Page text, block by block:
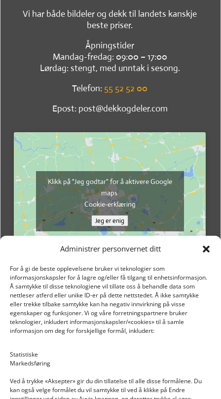
Administrer personvernet ditt
For å gi de beste opplevelsene bruker vi teknologier som
informasjonskapsler for å lagre og/eller få tilgang til enhetsinformasjon.
Å samtykke til disse teknologiene vil tillate oss å behandle data som
nettleser atferd eller unike ID-er på dette nettstedet. Å ikke samtykke
eller trekke tilbake samtykke kan ha negativ innvirkning på visse
egenskaper og funksjoner. Vi og våre forretningspartnere bruker
teknologier, inkludert informasjonskapsler/«cookies» til å samle
informasjon om deg for forskjellige formål, inkludert:
Statistiske
Markedsføring
Ved å trykke «Aksepter» gir du din tillatelse til alle disse formålene. Du
kan også velge formålet du vil samtykke til ved å klikke på Endre
Vi har både bildeler og dekk til landets kanskje
beste priser.
Åpningstider
Mandag-fredag: 09:00 – 17:00
Lørdag: stengt, med unntak i sesong.
Telefon: 55 52 52 00
Epost: post@dekkogdeler.com
Klikk på "Jeg godtar" for å aktivere Google
maps
Cookie-erklæring
Jeg er enig